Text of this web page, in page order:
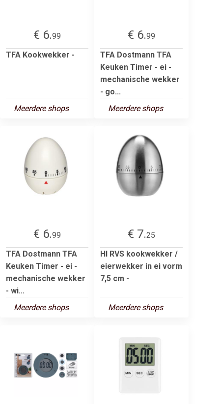
€ 6.99
TFA Kookwekker -
Meerdere shops
€ 6.99
TFA Dostmann TFA
Keuken Timer - ei -
mechanische wekker
- go...
Meerdere shops
€ 6.99
TFA Dostmann TFA
Keuken Timer - ei -
mechanische wekker
- wi...
Meerdere shops
€ 7.25
HI RVS kookwekker /
eierwekker in ei vorm
7,5 cm -
Meerdere shops